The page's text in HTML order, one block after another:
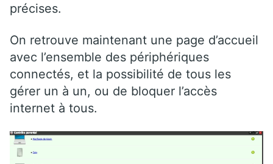
précises.
On retrouve maintenant une page d’accueil
avec l’ensemble des périphériques
connectés, et la possibilité de tous les
gérer un à un, ou de bloquer l’accès
internet à tous.